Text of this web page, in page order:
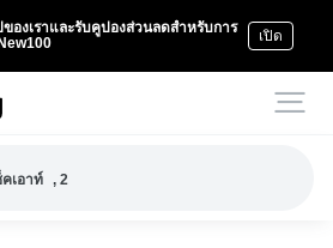
องเราและรับคูปองส่วนลดสำหรับการ
เปิด
เอาท์ , 2